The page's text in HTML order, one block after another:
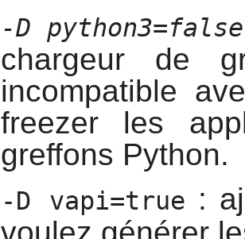
-D python3=false
chargeur de
incompatible
freezer les
greffons Python.
-D vapi=true :